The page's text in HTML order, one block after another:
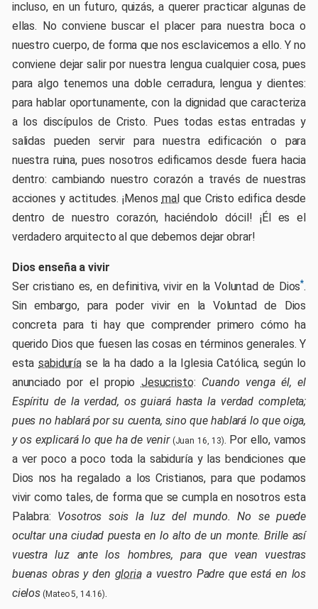
incluso, en un futuro, quizás, a querer practicar algunas de
ellas. No conviene buscar el placer para nuestra boca o
nuestro cuerpo, de forma que nos esclavicemos a ello. Y no
conviene dejar salir por nuestra lengua cualquier cosa, pues
para algo tenemos una doble cerradura, lengua y dientes:
para hablar oportunamente, con la dignidad que caracteriza
a los discípulos de Cristo. Pues todas estas entradas y
salidas pueden servir para nuestra edificación o para
nuestra ruina, pues nosotros edificamos desde fuera hacia
dentro: cambiando nuestro corazón a través de nuestras
acciones y actitudes. ¡Menos mal que Cristo edifica desde
dentro de nuestro corazón, haciéndolo dócil! ¡Él es el
verdadero arquitecto al que debemos dejar obrar!
Dios enseña a vivir
Ser cristiano es, en definitiva, vivir en la Voluntad de Dios*.
Sin embargo, para poder vivir en la Voluntad de Dios
concreta para ti hay que comprender primero cómo ha
querido Dios que fuesen las cosas en términos generales. Y
estasabiduría se la ha dado a la Iglesia Católica, según lo
anunciado por el propio Jesucristo: Cuando venga él, el
Espíritu de la verdad, os guiará hasta la verdad completa;
pues no hablará por su cuenta, sino que hablará lo que oiga,
y os explicará lo que ha de venir(Juan 16, 13). Por ello, vamos
a ver poco a poco toda la sabiduría y las bendiciones que
Dios nos ha regalado a los Cristianos, para que podamos
vivir como tales, de forma que se cumpla en nosotros esta
Palabra: Vosotros sois la luz del mundo. No se puede
ocultar una ciudad puesta en lo alto de un monte. Brille así
vuestra luz ante los hombres, para que vean vuestras
buenas obras y den gloriaa vuestro Padre que está en los
cielos (Mateo 5, 14.16).